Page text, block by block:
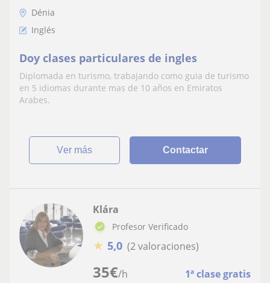
Dénia
Inglés
Doy clases particulares de ingles
Diplomada en turismo, trabajando como guia de turismo
en 5 idiomas durante mas de 10 años en Emiratos
Arabes.
ver más Contactar
35€/h 1ª clase gratis
Klára
Profesor Verificado
★ 5,0 (2 valoraciones)